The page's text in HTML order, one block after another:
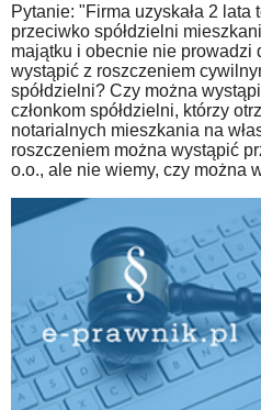
Pytanie: "Firma uzyskała 2 lata
przeciwko spółdzielni
majątku i obecnie nie prowadzi
wystąpić z roszczeniem
spółdzielni? Czy można
członkom spółdzielni, którzy
notarialnych mieszkania na
roszczeniem można wystąpić
o.o., ale nie wiemy, czy można